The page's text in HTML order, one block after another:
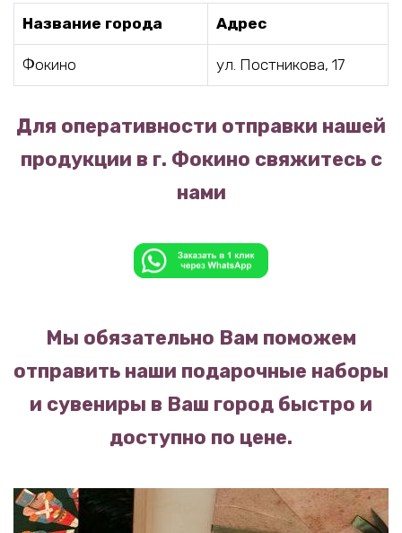
Название города Адрес
Фокино ул. Постникова, 17
Для оперативности отправки нашей
продукции в г. Фокино свяжитесь с
нами
Мы обязательно Вам поможем
отправить наши подарочные наборы
и сувениры в Ваш город быстро и
доступно по цене.